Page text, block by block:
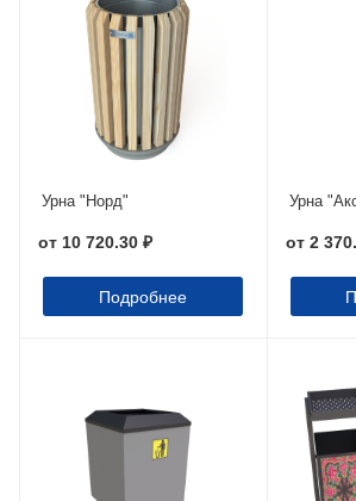
Урна "Норд"
от 10 720.30 ₽
Подробнее
Урна
от 2